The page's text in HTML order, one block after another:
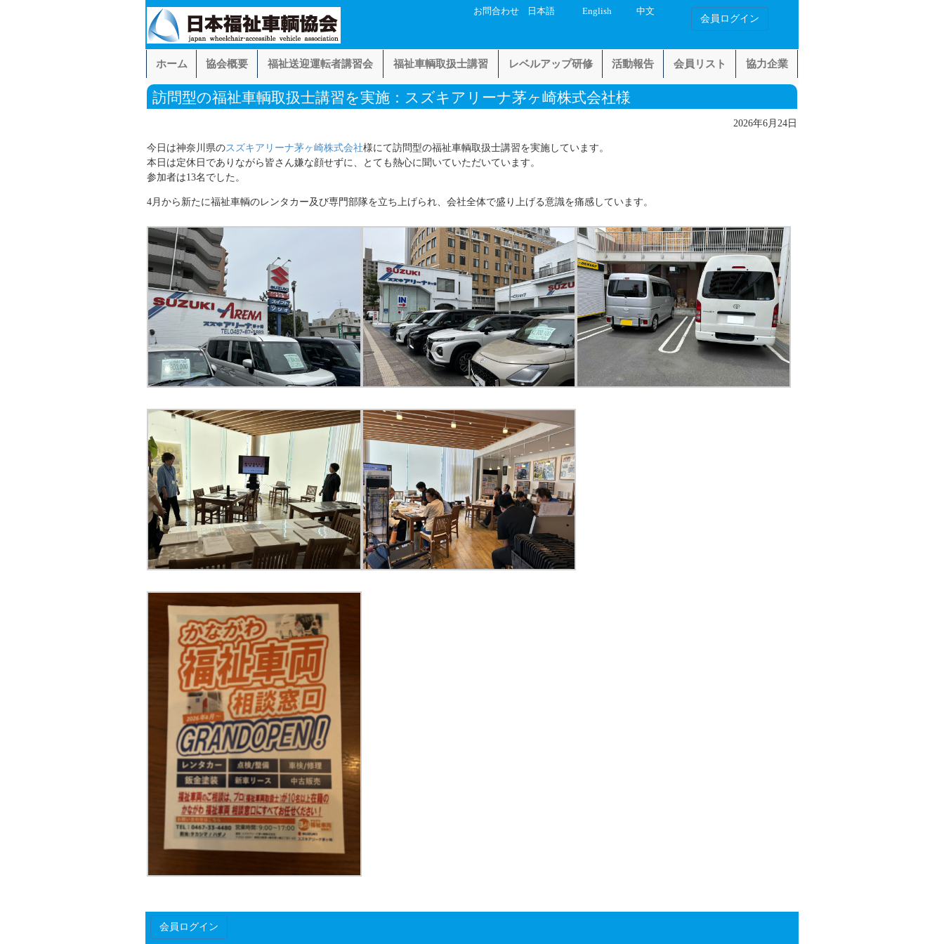
お問合わせ 日本語 English 中文
会員ログイン
ホーム 協会概要 福祉送迎運転者講習会 福祉車輌取扱士講習 レベルアップ研修 活動報告 会員リスト 協力企業
訪問型の福祉車輌取扱士講習を実施：スズキアリーナ茅ヶ崎株式会社様
2026年6月24日
今日は神奈川県のスズキアリーナ茅ヶ崎株式会社様にて訪問型の福祉車輌取扱士講習を実施しています。
本日は定休日でありながら皆さん嫌な顔せずに、とても熱心に聞いていただいています。
参加者は13名でした。
4月から新たに福祉車輌のレンタカー及び専門部隊を立ち上げられ、会社全体で盛り上げる意識を痛感しています。
会員ログイン